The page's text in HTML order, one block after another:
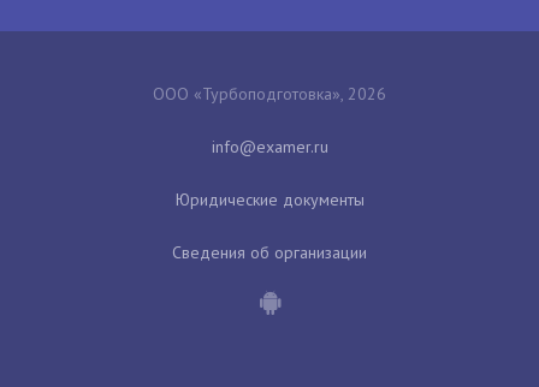
ООО «Турбоподготовка», 2026
Юридические документы
Сведения об организации